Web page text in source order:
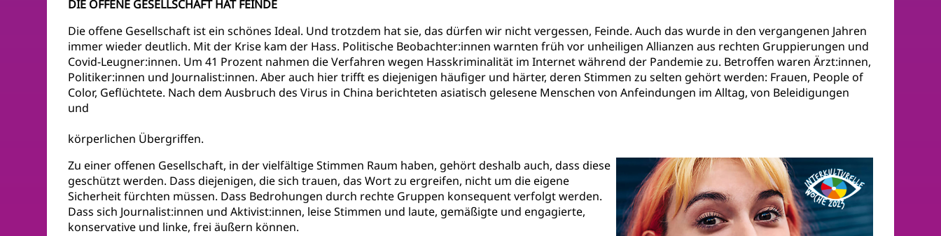
DIE OFFENE GESELLSCHAFT HAT FEINDE
Die offene Gesellschaft ist ein schönes Ideal. Und trotzdem hat sie, das dürfen wir nicht vergessen, Feinde. Auch das wurde in den vergangenen Jahren
immer wieder deutlich. Mit der Krise kam der Hass. Politische Beobachter:innen warnten früh vor unheiligen Allianzen aus rechten Gruppierungen und
Covid-Leugner:innen. Um 41 Prozent nahmen die Verfahren wegen Hasskriminalität im Internet während der Pandemie zu. Betroffen waren Ärzt:innen,
Politiker:innen und Journalist:innen. Aber auch hier trifft es diejenigen häufiger und härter, deren Stimmen zu selten gehört werden: Frauen, People of
Color, Geflüchtete. Nach dem Ausbruch des Virus in China berichteten asiatisch gelesene Menschen von Anfeindungen im Alltag, von Beleidigungen
und
körperlichen Übergriffen.
Zu einer offenen Gesellschaft, in der vielfältige Stimmen Raum haben, gehört deshalb auch, dass diese
geschützt werden. Dass diejenigen, die sich trauen, das Wort zu ergreifen, nicht um die eigene
Sicherheit fürchten müssen. Dass Bedrohungen durch rechte Gruppen konsequent verfolgt werden.
Dass sich Journalist:innen und Aktivist:innen, leise Stimmen und laute, gemäßigte und engagierte,
konservative und linke, frei äußern können.